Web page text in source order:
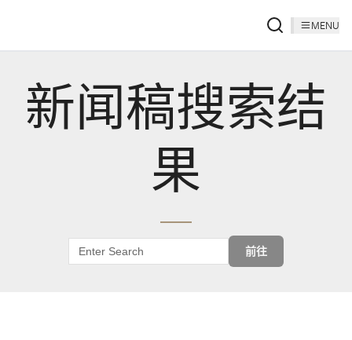
MENU
新闻稿搜索结
果
前往